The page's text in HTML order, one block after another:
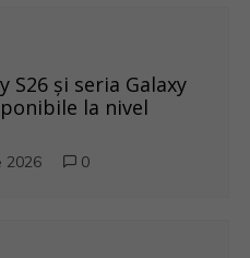
S26 și seria Galaxy
la nivel
2026 0